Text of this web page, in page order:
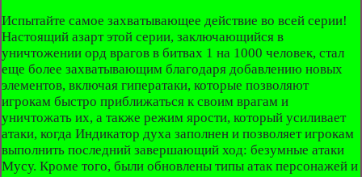
Испытайте самое захватывающее действие во всей серии!
Настоящий азарт этой серии, заключающийся в
уничтожении орд врагов в битвах 1 на 1000 человек, стал
еще более захватывающим благодаря добавлению новых
элементов, включая гиператаки, которые позволяют
игрокам быстро приближаться к своим врагам и
уничтожать их, а также режим ярости, который усиливает
атаки, когда Индикатор духа заполнен и позволяет игрокам
выполнить последний завершающий ход: безумные атаки
Мусу. Кроме того, были обновлены типы атак персонажей и